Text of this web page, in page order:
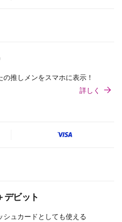
の推しメンをスマホに表示！
詳しく
デビット
シュカードとしても使える